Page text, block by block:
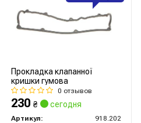
Прокладка клапанної
кришки гумова
0 отзывов
230 ₴ сегодня
Артикул:
918.202